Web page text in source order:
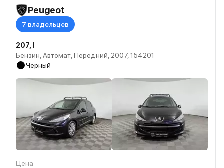
Peugeot
7 владельцев
207, I
Бензин, Автомат, Передний, 2007, 154201
Черный
Цена